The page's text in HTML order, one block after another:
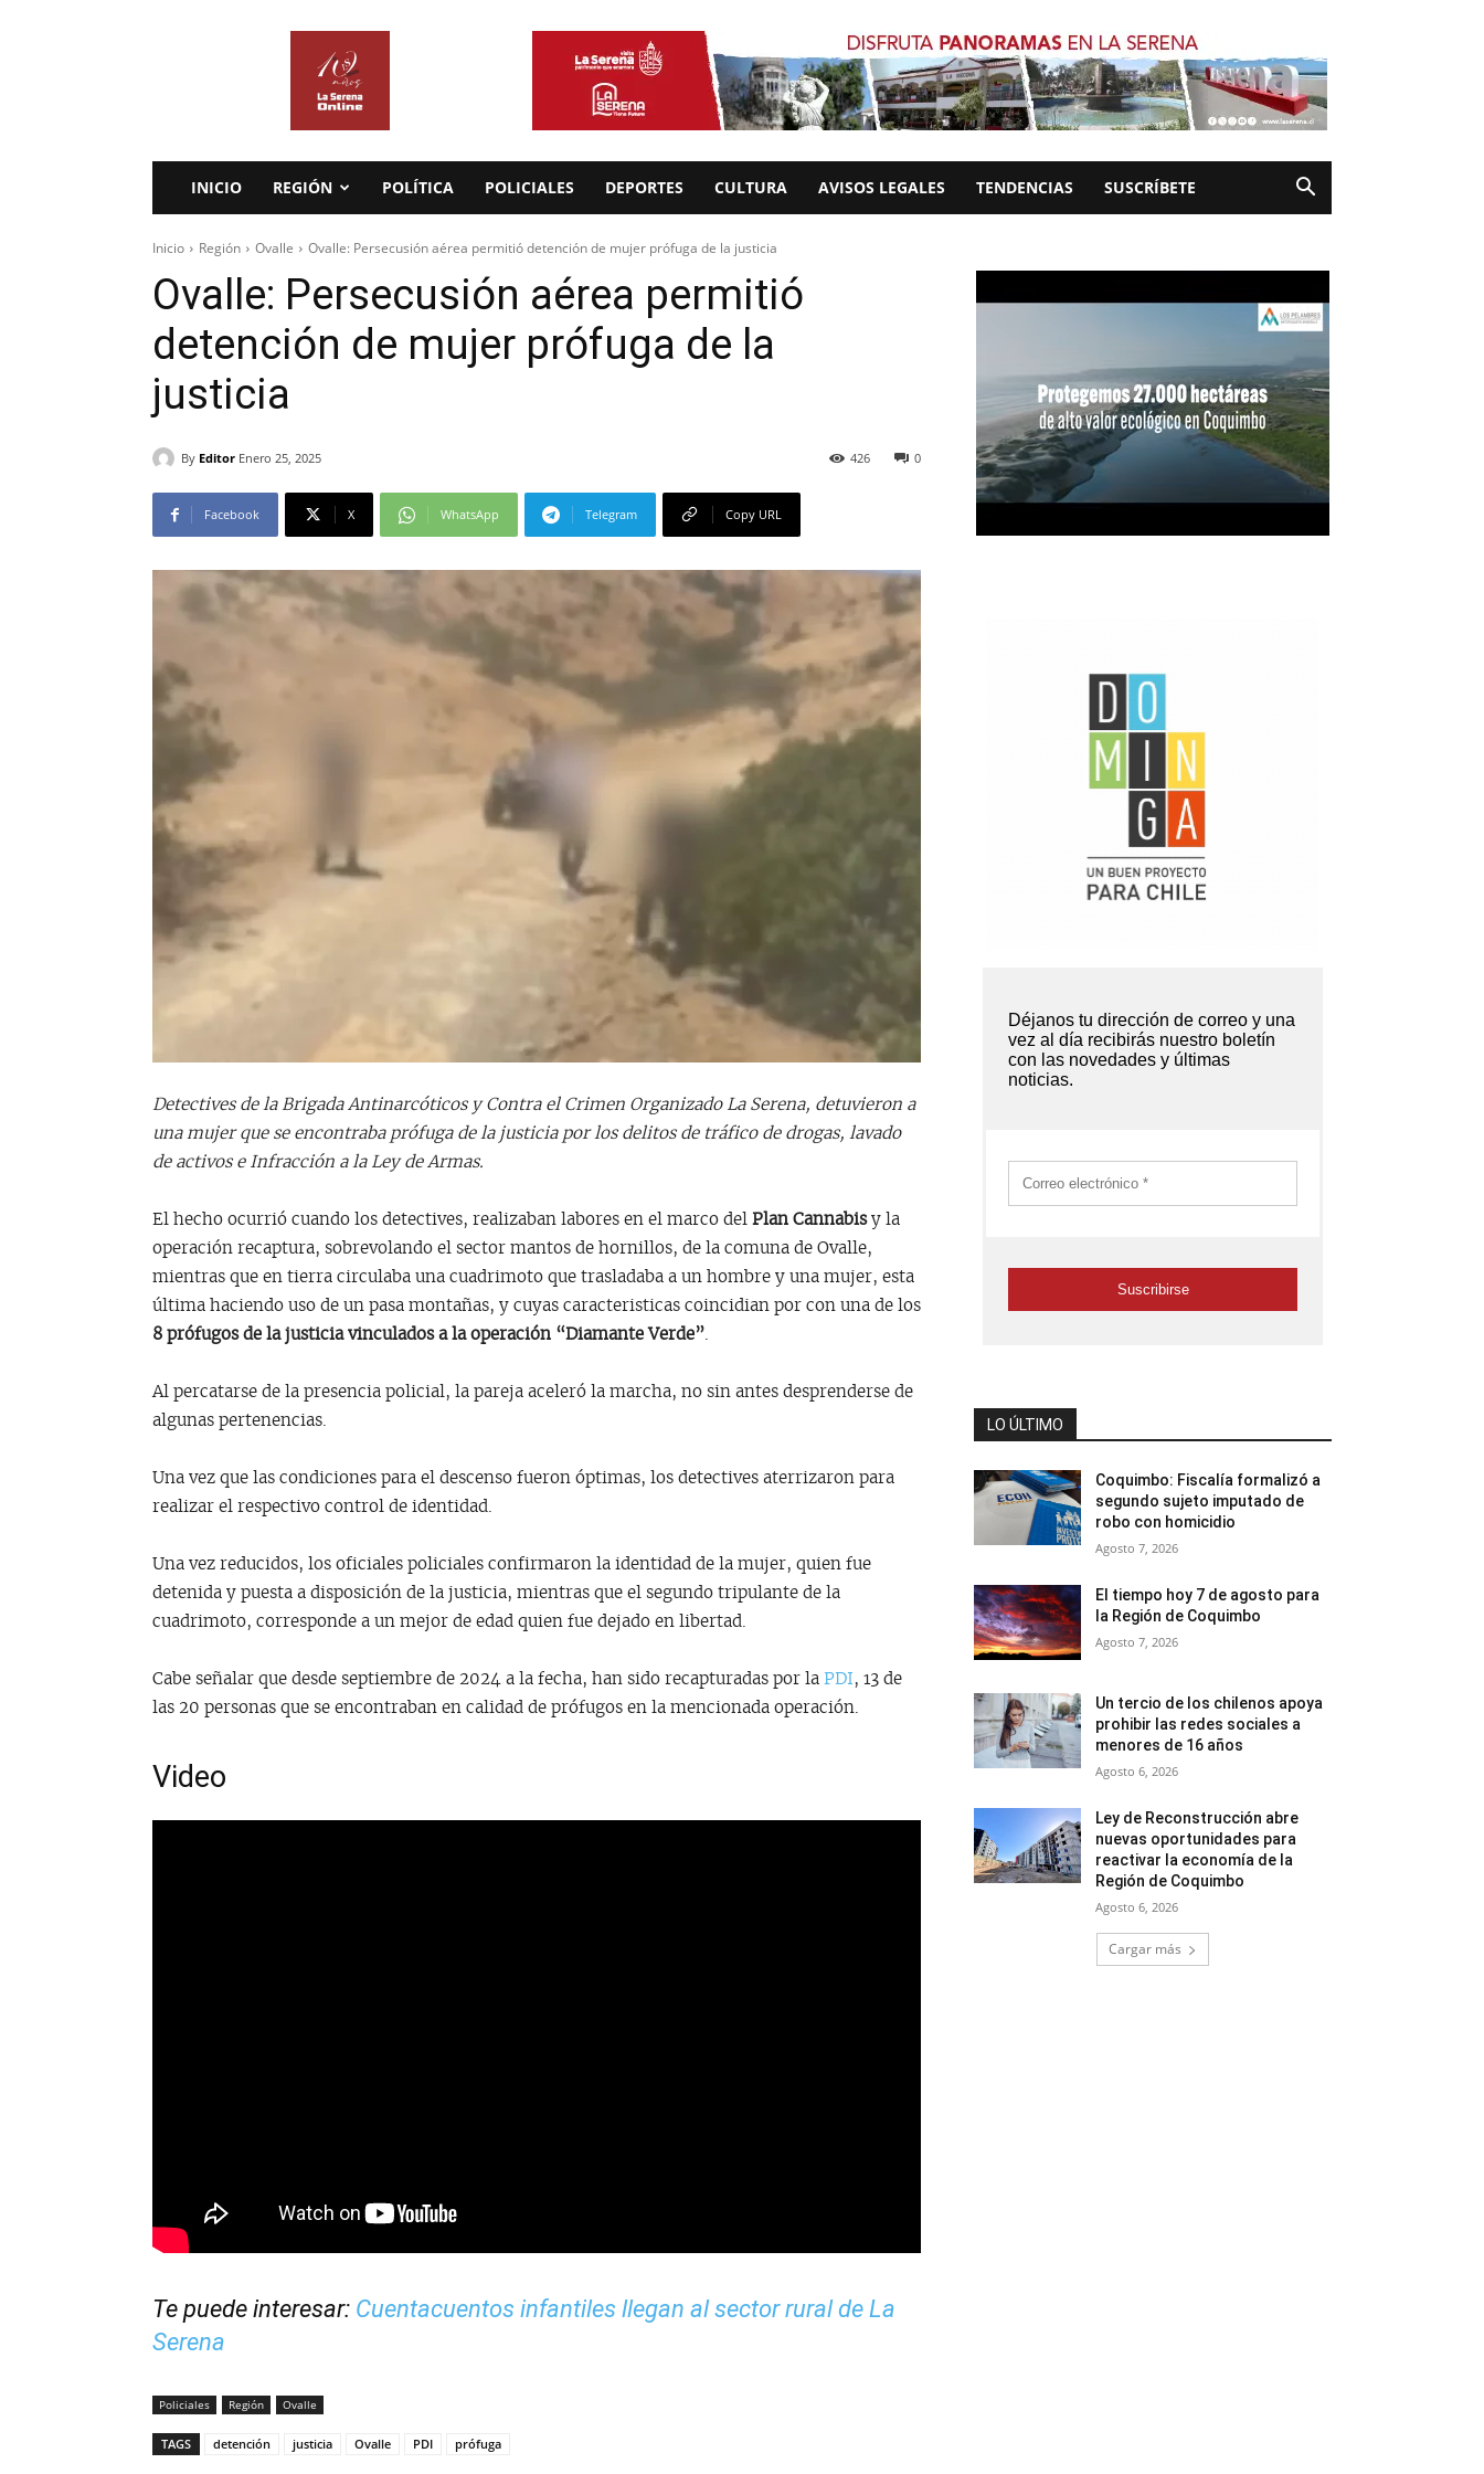
INICIO REGIÓN POLÍTICA POLICIALES DEPORTES CULTURA AVISOS LEGALES TENDENCIAS SUSCRÍBETE
Inicio Región Ovalle Ovalle: Persecusión aérea permitió detención de mujer prófuga de la justicia
Ovalle: Persecusión aérea permitió
detención de mujer prófuga de la
justicia
By Editor Enero 25, 2025 0
426
Facebook X WhatsApp Telegram Copy URL
Detectives de la Brigada Antinarcóticos y Contra el Crimen Organizado La Serena, detuvieron a
una mujer que se encontraba prófuga de la justicia por los delitos de tráfico de drogas, lavado
de activos e Infracción a la Ley de Armas.
El hecho ocurrió cuando los detectives, realizaban labores en el marco del Plan Cannabisy la
operación recaptura, sobrevolando el sector mantos de hornillos, de la comuna de Ovalle,
mientras que en tierra circulaba una cuadrimoto que trasladaba a un hombre y una mujer, esta
última haciendo uso de un pasa montañas, y cuyas caracteristicas coincidian por con una de los
8 prófugos de la justicia vinculados a la operación “Diamante Verde”.
Al percatarse de la presencia policial, la pareja aceleró la marcha, no sin antes desprenderse de
algunas pertenencias.
Una vez que las condiciones para el descenso fueron óptimas, los detectives aterrizaron para
realizar el respectivo control de identidad.
Una vez reducidos, los oficiales policiales confirmaron la identidad de la mujer, quien fue
detenida y puesta a disposición de la justicia, mientras que el segundo tripulante de la
cuadrimoto, corresponde a un mejor de edad quien fue dejado en libertad.
Cabe señalar que desde septiembre de 2024 a la fecha, han sido recapturadas por la PDI, 13 de
las 20 personas que se encontraban en calidad de prófugos en la mencionada operación.
Video
Te puede interesar: Cuentacuentos infantiles llegan al sector rural de La
Serena
Policiales Región Ovalle
TAGS detención justicia Ovalle PDI prófuga
LO ÚLTIMO
Coquimbo: Fiscalía formalizó a
segundo sujeto imputado de
robo con homicidio
Agosto 7, 2026
El tiempo hoy 7 de agosto para
la Región de Coquimbo
Agosto 7, 2026
Un tercio de los chilenos apoya
prohibir las redes sociales a
menores de 16 años
Agosto 6, 2026
Ley de Reconstrucción abre
nuevas oportunidades para
reactivar la economía de la
Región de Coquimbo
Agosto 6, 2026
Cargar más